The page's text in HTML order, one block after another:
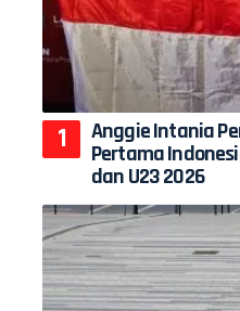
Anggie Intania
Pertama
dan U23 2026